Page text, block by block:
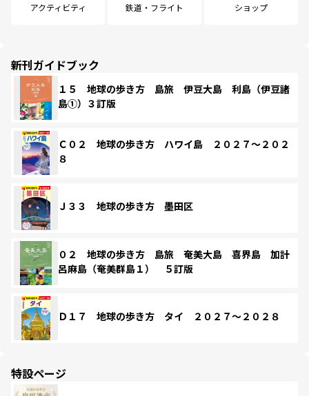
アクティビティ 鉄道・フライト ショップ
新刊ガイドブック
１５ 地球の歩き方 島旅 伊豆大島 利島（伊豆諸
島①）３訂版
Ｃ０２ 地球の歩き方 ハワイ島 ２０２７～２０２
８
Ｊ３３ 地球の歩き方 墨田区
０２ 地球の歩き方 島旅 奄美大島 喜界島 加計
呂麻島（奄美群島１） ５訂版
Ｄ１７ 地球の歩き方 タイ ２０２７～２０２８
特設ページ